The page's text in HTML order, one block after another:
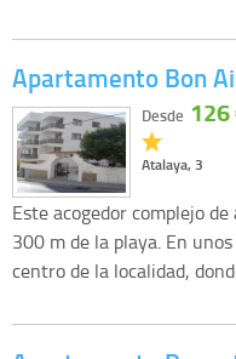
Apartamento Bon
Atalaya, 3
Desde 126
Este acogedor complejo
300 m de la playa. En
centro de la localidad,